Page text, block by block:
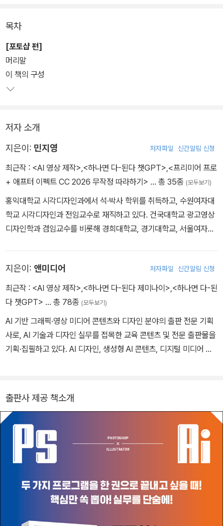
가능하게 되었다.
포토샵과 일러스트레이터의 기능을 이해하고 직접 따라하면서 배울
수 있도록 핵심 기능과 실무 예제를 연계하여 설명하였고, 체계적이
고 효율적인 학습을 위해 학습 기준을 제시한다. 광대한 기능 속에서
벗 독자지원센터」를 통해 바로 해결할 수 있다. 또한 신기능을 빠르게
학습할 수 있도록 신기능 별책부록을 제공하고 있다.
목차
[포토샵 편]
머리말
이 책의 구성
저자 소개
지은이: 민지영 저자파일 신간알림 신청
최근작 : <AI 영상 제작>,<하나면 다-된다 챗GPT>,<프리미어 프로
+ 애프터 이펙트 CC 2026 무작정 따라하기> … 총 35종 (모두보기)
홍익대학교 시각디자인과에서 석·박사 학위를 취득하고, 수원여자대
학교 시각디자인과 전임교수로 재직하고 있다. 건국대학교 광고영상
디자인학과 겸임교수를 비롯해 경희대학교, 경기대학교, 서울여자대
보디자인협회 영상디자인분과 부회장을 역임하였으며, 서울시청, 경
기도청 등 공공기관의 디자인 정책 및 프로젝트 자문 활동에 참여하
였다.
지은이: 앤미디어 저자파일 신간알림 신청
최근작 : <AI 영상 제작>,<하나면 다-된다 제미나이>,<하나면 다-된
다 챗GPT> … 총 78종 (모두보기)
AI 기반 그래픽·영상 미디어 콘텐츠와 디자인 분야의 출판 전문 기획
사로, AI 기술과 디자인 실무를 접목한 교육 콘텐츠 및 전문 출판물을
기획·집필하고 있다. AI 디자인, 생성형 AI 콘텐츠, 디지털 미디어 분
자인 총괄 업무를 수행하며, AI 시대에 부합하는 교육 및 콘텐츠 제작
환경 구축에 기여하고 있다.
출판사 제공 책소개